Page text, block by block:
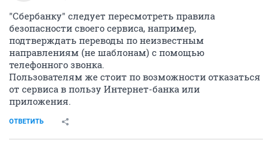
"Сбербанку" следует пересмотреть правила
безопасности своего сервиса, например,
подтверждать переводы по неизвестным
направлениям (не шаблонам) с помощью
телефонного звонка.
Пользователям же стоит по возможности отказаться
от сервиса в пользу Интернет-банка или
приложения.
ОТВЕТИТЬ